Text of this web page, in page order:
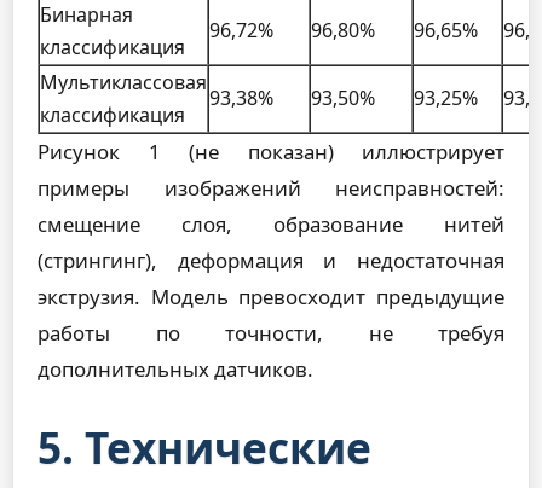
Бинарная
классификация
96,72% 96,80% 96,65%
Мультиклассовая
классификация
93,38% 93,50% 93,25%
Рисунок 1 (не показан) иллюстрирует
примеры изображений неисправностей:
смещение слоя, образование нитей
(стрингинг), деформация и недостаточная
экструзия. Модель превосходит предыдущие
работы по точности, не требуя
дополнительных датчиков.
5. Технические